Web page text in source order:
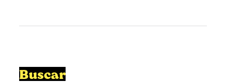
e
t
Buscar